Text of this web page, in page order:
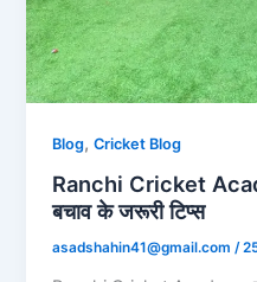
Blog,Cricket Blog
Ranchi Cricket
बचाव के जरूरी टिप्स
asadshahin41@gmail.com/